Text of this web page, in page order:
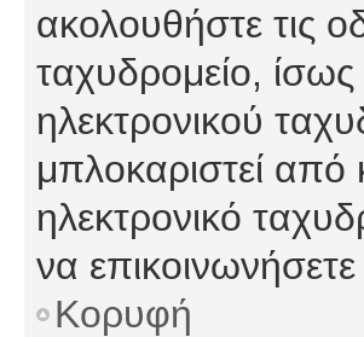
ακολουθήστε τις
ταχυδρομείο,
ηλεκτρονικού
μπλοκαριστεί από
ηλεκτρονικό
να επικοινωνήσετε
Κορυφή